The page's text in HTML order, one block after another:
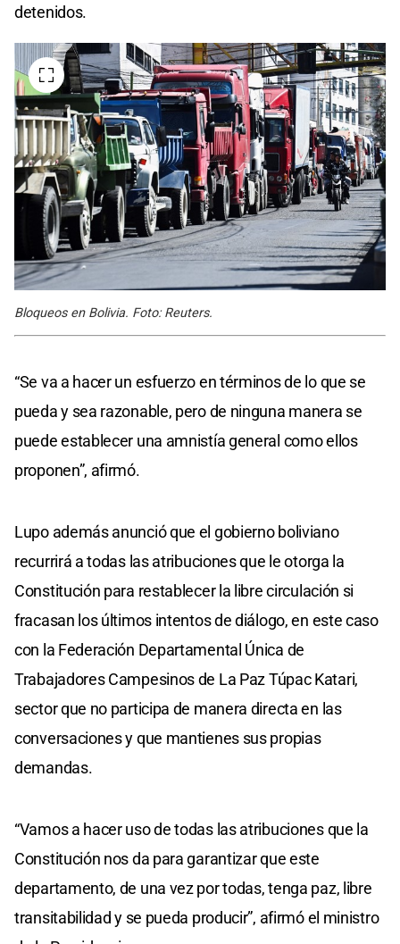
detenidos.
Bloqueos en Bolivia. Foto: Reuters.
“Se va a hacer un esfuerzo en términos de lo que se
pueda y sea razonable, pero de ninguna manera se
puede establecer una amnistía general como ellos
proponen”, afirmó.
Lupo además anunció que el gobierno boliviano
recurrirá a todas las atribuciones que le otorga la
Constitución para restablecer la libre circulación si
fracasan los últimos intentos de diálogo, en este caso
con la Federación Departamental Única de
Trabajadores Campesinos de La Paz Túpac Katari,
sector que no participa de manera directa en las
conversaciones y que mantienes sus propias
demandas.
“Vamos a hacer uso de todas las atribuciones que la
Constitución nos da para garantizar que este
departamento, de una vez por todas, tenga paz, libre
transitabilidad y se pueda producir”, afirmó el ministro